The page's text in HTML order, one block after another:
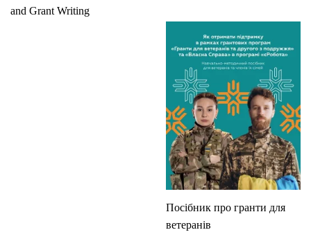
and Grant Writing
Посібник про гранти для
ветеранів